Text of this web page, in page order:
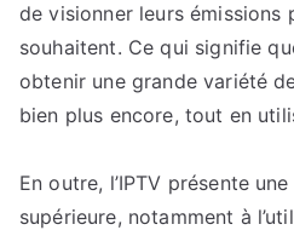
de visionner leurs émissions
souhaitent. Ce qui signifie
obtenir une grande variété
bien plus encore, tout en
En outre, l’IPTV présente
supérieure, notamment à